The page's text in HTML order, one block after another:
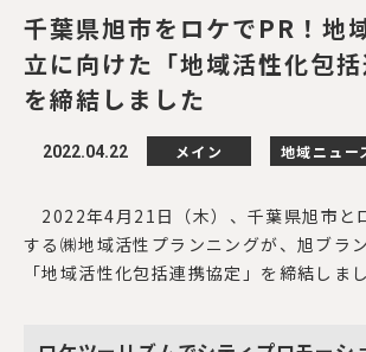
千葉県旭市をロケでPR！地
立に向けた「地域活性化包括
を締結しました
2022.04.22 メイン 地域ニュー
2022年4月21日（木）、千葉県旭市と
する㈱地域活性プランニングが、旭ブラ
「地域活性化包括連携協定」を締結しまし